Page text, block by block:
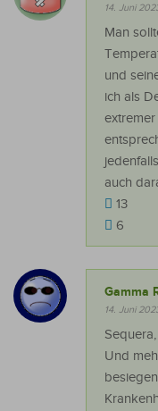
14. Juni
Man
und
ich als
auch
13
6
Gamma
14. Juni
Und